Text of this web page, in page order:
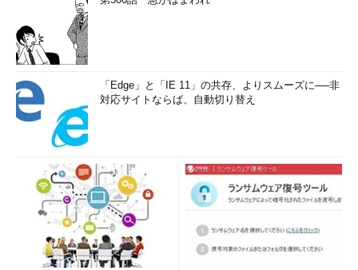
「Edge」と「IE 11」の共存、よりスムーズに──非
対応サイトならば、自動切り替え